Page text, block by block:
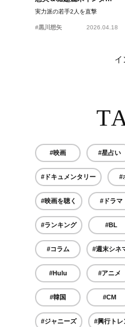
ュー
実力派の若手2人を直撃
#黒川想矢 2026.04.18
イ
#映画 #星占い
#ドキュメンタリー #
#映画を聴く #ドラマ
#ランキング #BL
#コラム #週末シネ
#Hulu #アニメ
#韓国 #CM
#ジャニーズ #興行トレ